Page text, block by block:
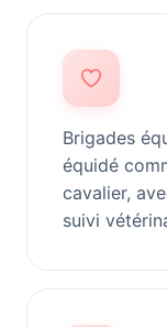
Brigades
équidé
cavalier,
suivi